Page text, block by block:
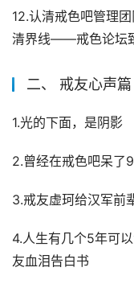
12.认清戒色吧管理团
清界线——戒色论坛
二、 戒友心声篇
1.光的下面，是阴影
2.曾经在戒色吧呆了
3.戒友虚珂给汉军前
4.人生有几个5年可
友血泪告白书